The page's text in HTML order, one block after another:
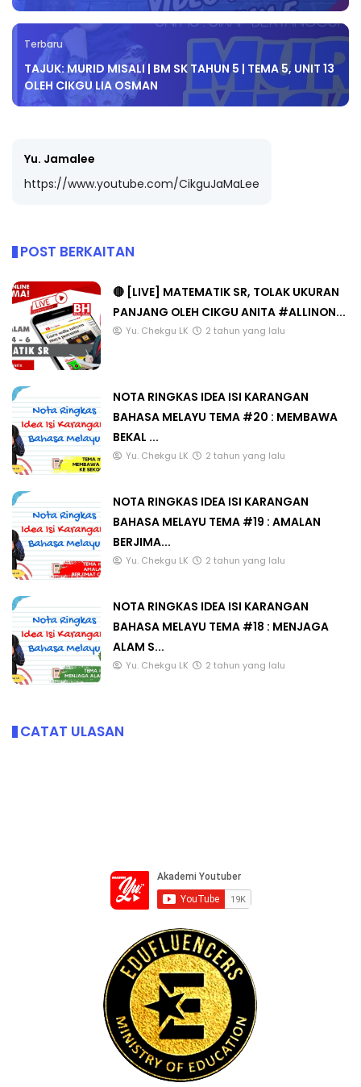
Terbaru
TAJUK: MURID MISALI | BM SK TAHUN 5 | TEMA 5, UNIT 13
OLEH CIKGU LIA OSMAN
Yu. Jamalee
https://www.youtube.com/CikguJaMaLee
POST BERKAITAN
🔴 [LIVE] MATEMATIK SR, TOLAK UKURAN
PANJANG OLEH CIKGU ANITA #ALLINON...
Yu. Chekgu LK 2 tahun yang lalu
NOTA RINGKAS IDEA ISI KARANGAN
BAHASA MELAYU TEMA #20 : MEMBAWA
BEKAL ...
Yu. Chekgu LK 2 tahun yang lalu
NOTA RINGKAS IDEA ISI KARANGAN
BAHASA MELAYU TEMA #19 : AMALAN
BERJIMA...
Yu. Chekgu LK 2 tahun yang lalu
NOTA RINGKAS IDEA ISI KARANGAN
BAHASA MELAYU TEMA #18 : MENJAGA
ALAM S...
Yu. Chekgu LK 2 tahun yang lalu
CATAT ULASAN